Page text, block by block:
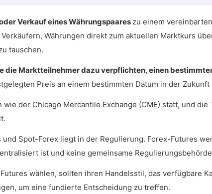
Verkauf eines Währungspaares zu einem
Währungen direkt zum aktuellen Marktkurs
tauschen.
die Marktteilnehmer dazu verpflichten, einen
Preis an einem bestimmten Datum in der Zukunft
der Chicago Mercantile Exchange (CME) statt, und die
Spot-Forex liegt in der Regulierung. Forex-Futures
ist und keine gemeinsame
wählen, sollten ihren Handelsstil, das verfügbare
um eine fundierte Entscheidung zu treffen.